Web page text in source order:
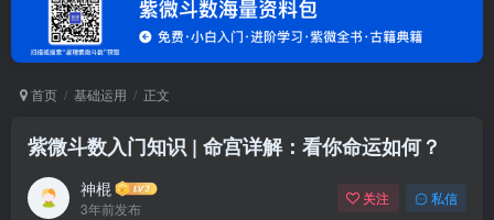
首页 基础运用 正文
紫微斗数入门知识 | 命宫详解：看你命运如何？
神棍
3年前发布
关注 私信